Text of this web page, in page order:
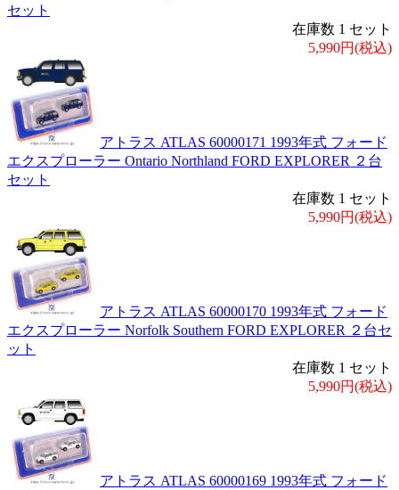
セット
在庫数 1 セット
5,990円(税込)
アトラス ATLAS 60000171 1993年式 フォード
エクスプローラー Ontario Northland FORD EXPLORER ２台
セット
在庫数 1 セット
5,990円(税込)
アトラス ATLAS 60000170 1993年式 フォード
エクスプローラー Norfolk Southern FORD EXPLORER ２台セ
ット
在庫数 1 セット
5,990円(税込)
アトラス ATLAS 60000169 1993年式 フォード